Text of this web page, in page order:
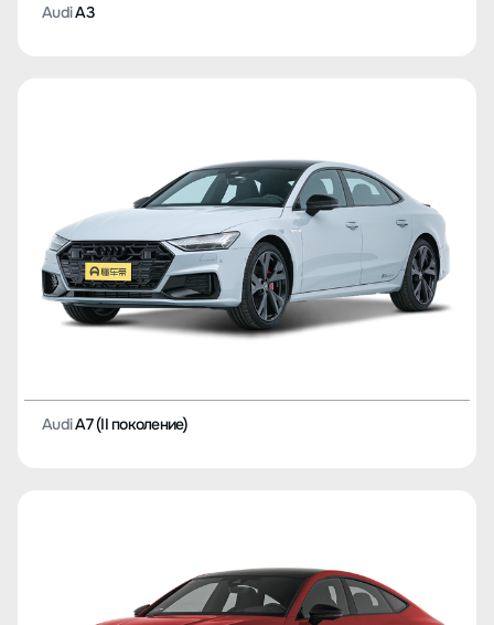
AudiA3
AudiA7 (II поколение)